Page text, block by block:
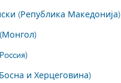
(Република Македонија)
и Херцеговина)